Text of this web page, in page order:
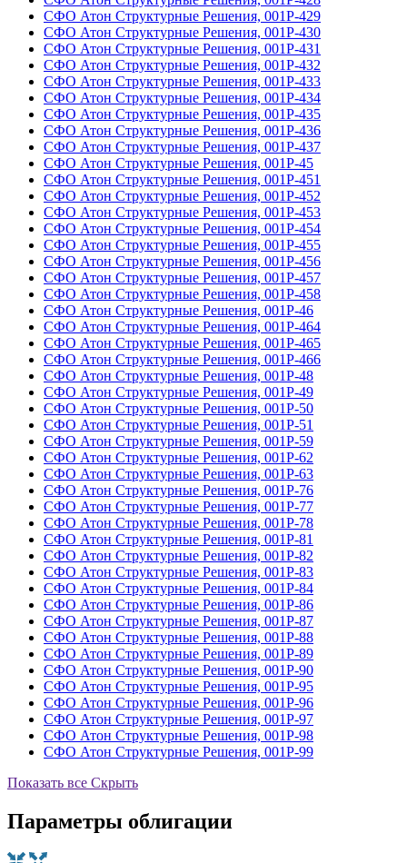
СФО Атон Структурные Решения, 001Р-429
СФО Атон Структурные Решения, 001Р-430
СФО Атон Структурные Решения, 001Р-431
СФО Атон Структурные Решения, 001Р-432
СФО Атон Структурные Решения, 001Р-433
СФО Атон Структурные Решения, 001Р-434
СФО Атон Структурные Решения, 001Р-435
СФО Атон Структурные Решения, 001Р-436
СФО Атон Структурные Решения, 001Р-437
СФО Атон Структурные Решения, 001Р-45
СФО Атон Структурные Решения, 001Р-451
СФО Атон Структурные Решения, 001Р-452
СФО Атон Структурные Решения, 001Р-453
СФО Атон Структурные Решения, 001Р-454
СФО Атон Структурные Решения, 001Р-455
СФО Атон Структурные Решения, 001Р-456
СФО Атон Структурные Решения, 001Р-457
СФО Атон Структурные Решения, 001Р-458
СФО Атон Структурные Решения, 001Р-46
СФО Атон Структурные Решения, 001Р-464
СФО Атон Структурные Решения, 001Р-465
СФО Атон Структурные Решения, 001Р-466
СФО Атон Структурные Решения, 001Р-48
СФО Атон Структурные Решения, 001Р-49
СФО Атон Структурные Решения, 001Р-50
СФО Атон Структурные Решения, 001Р-51
СФО Атон Структурные Решения, 001Р-59
СФО Атон Структурные Решения, 001Р-62
СФО Атон Структурные Решения, 001Р-63
СФО Атон Структурные Решения, 001Р-76
СФО Атон Структурные Решения, 001Р-77
СФО Атон Структурные Решения, 001Р-78
СФО Атон Структурные Решения, 001Р-81
СФО Атон Структурные Решения, 001Р-82
СФО Атон Структурные Решения, 001Р-83
СФО Атон Структурные Решения, 001Р-84
СФО Атон Структурные Решения, 001Р-86
СФО Атон Структурные Решения, 001Р-87
СФО Атон Структурные Решения, 001Р-88
СФО Атон Структурные Решения, 001Р-89
СФО Атон Структурные Решения, 001Р-90
СФО Атон Структурные Решения, 001Р-95
СФО Атон Структурные Решения, 001Р-96
СФО Атон Структурные Решения, 001Р-97
СФО Атон Структурные Решения, 001Р-98
СФО Атон Структурные Решения, 001Р-99
Показать все Скрыть
Параметры облигации